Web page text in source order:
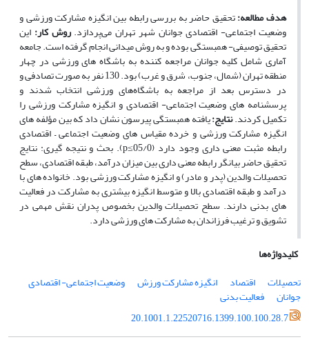
هدف مطالعه:تحقیق حاضر به بررسی رابطه بین انگیزه مشارکت ورزشی و
وضعیت اجتماعی- اقتصادی جوانان شهر تهران می‌پردازد.روش کار: این
تحقیق توصیفی- همبستگی بوده و به روش میدانی انجام گرفته است. جامعه
آماری شامل کلیه جوانان مراجعه کننده به باشگاه های ورزشی در چهار
منطقه تهران (شمال، جنوب، شرق و غرب) بود. 130 نفر به صورت تصادفی و
در دسترس بعد از مراجعه به باشگاه‌های ورزشی انتخاب شدند و
پرسشنامه های وضعیت اجتماعی- اقتصادی و انگیزه مشارکت ورزشی را
تکمیل کردند.نتایج:یافته همبستگی پیرسون نشان داد که بین مؤلفه های
انگیزه مشارکت ورزشی و خرده مقیاس های وضعیت اجتماعی – اقتصادی
رابطه مثبت معنی داری وجود دارد (05/0≥ p). بحث و نتیجه گیری: نتایج
تحقیق حاضر بیانگر رابطه معنی داری بین میزان درآمد، طبقه اقتصادی، سطح
تحصیلات والدین (پدر و مادر) و انگیزه مشارکت ورزشی بود. خانواده های با
درآمد و طبقه اقتصادی بالا و متوسط انگیزه بیشتری به مشارکت در فعالیت
های بدنی دارند. سطح تحصیلات والدین بخصوص پدران نقش مهمی در
تشویق و ترغیب فرزاندان به مشارکت های ورزشی دارد.
کلیدواژه‌ها
تحصیلات
اقتصاد انگیزه مشارکت ورزش وضعیت اجتماعی- اقتصادی
جوانان
فعالیت بدنی
20.1001.1.22520716.1399.100.100.28.7